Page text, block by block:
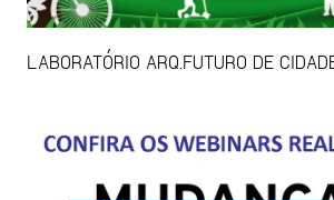
LABORATÓRIO ARQ.FUTURO DE